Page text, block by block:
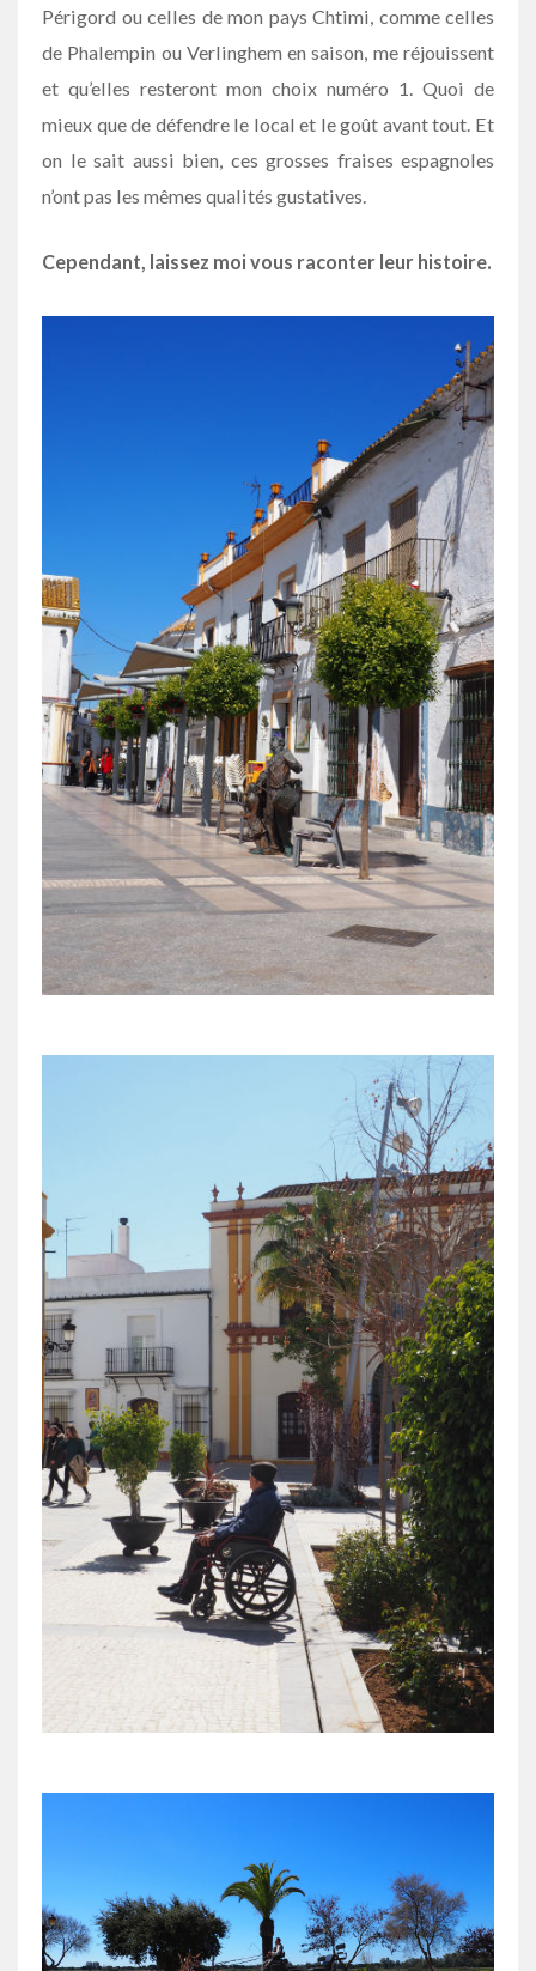
Périgord ou celles de mon pays Chtimi, comme celles
de Phalempin ou Verlinghem en saison, me réjouissent
et qu’elles resteront mon choix numéro 1. Quoi de
mieux que de défendre le local et le goût avant tout. Et
on le sait aussi bien, ces grosses fraises espagnoles
n’ont pas les mêmes qualités gustatives.
Cependant, laissez moi vous raconter leur histoire.